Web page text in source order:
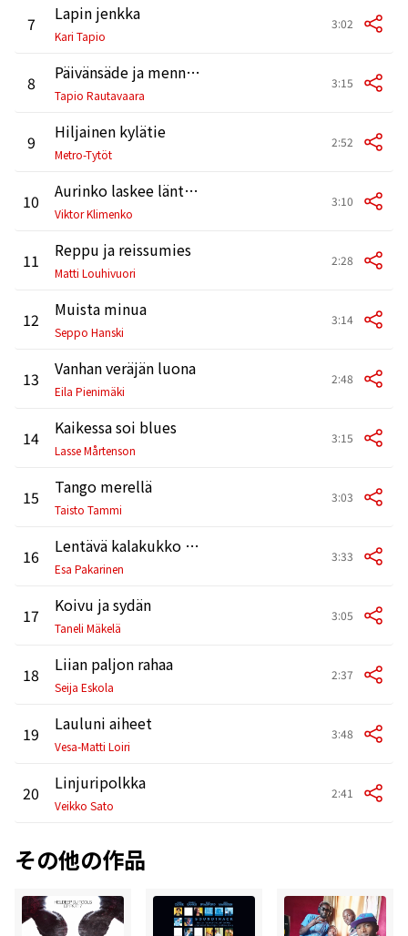
7 Lapin jenkka
Kari Tapio
3:02
8 Päivänsäde ja menninkäinen
Tapio Rautavaara
3:15
9 Hiljainen kylätie
Metro-Tytöt
2:52
10 Aurinko laskee länteen
Viktor Klimenko
3:10
11 Reppu ja reissumies
Matti Louhivuori
2:28
12 Muista minua
Seppo Hanski
3:14
13 Vanhan veräjän luona
Eila Pienimäki
2:48
14 Kaikessa soi blues
Lasse Mårtenson
3:15
15 Tango merellä
Taisto Tammi
3:03
16 Lentävä kalakukko (1951 versio)
Esa Pakarinen
3:33
17 Koivu ja sydän
Taneli Mäkelä
3:05
18 Liian paljon rahaa
Seija Eskola
2:37
19 Lauluni aiheet
Vesa-Matti Loiri
3:48
20 Linjuripolkka
Veikko Sato
2:41
その他の作品